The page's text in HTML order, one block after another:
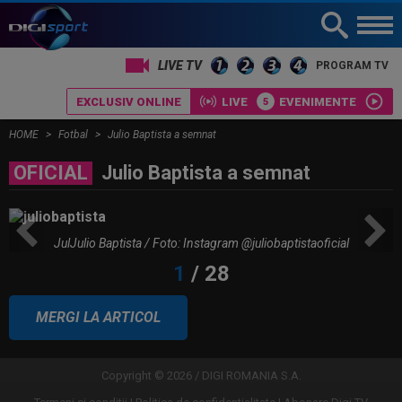
LIVE TV PROGRAM TV
EXCLUSIV ONLINE LIVE EVENIMENTE
HOME Fotbal Julio Baptista a semnat
OFICIAL Julio Baptista a semnat
JulJulio Baptista / Foto: Instagram @juliobaptistaoficial
CELE MAI CITITE
MERCATO în Europa. Toate
nuntă: Cristiano Ronaldo și Georgina...
MERGI LA ARTICOL
Copyright © 2026 / DIGI ROMANIA S.A.